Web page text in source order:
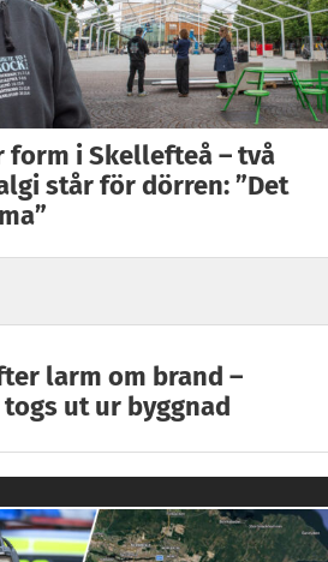
form i Skellefteå – två
står för dörren: ”Det
larm om brand –
ut ur byggnad